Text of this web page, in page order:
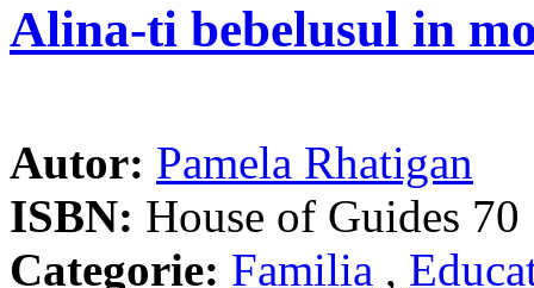
Alina-ti bebelusul in
Autor: Pamela Rhatigan
ISBN: House of Guides 70
Categorie: Familia ,